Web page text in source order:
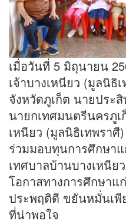
เมื่อวันที่ 5 มิถุนายน
เจ้าบางเหนียว (มูลนิธิ
จังหวัดภูเก็ต นายประ
นายกเทศมนตรีนครภูเ
เหนียว (มูลนิธิเทพราศี
ร่วมมอบทุนการศึกษาแ
เทศบาลบ้านบางเหนีย
โอกาสทางการศึกษาแ
ประพฤติดี ขยันหมั่นเพี
ที่น่าพอใจ